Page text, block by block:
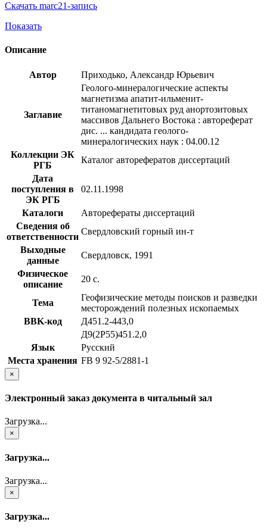
Скачать marc21-запись
Показать
Описание
Автор Приходько, Александр Юрьевич
Заглавие
Геолого-минералогические аспекты
магнетизма апатит-ильменит-
титаномагнетитовых руд анортозитовых
массивов Дальнего Востока : автореферат
дис. ... кандидата геолого-
минералогических наук : 04.00.12
Коллекции ЭК
РГБ
Каталог авторефератов диссертаций
Дата
поступления в
ЭК РГБ
02.11.1998
Каталоги
Авторефераты диссертаций
Сведения об
ответственности
Свердловский горный ин-т
Выходные
данные
Свердловск, 1991
Физическое
описание
20 с.
Тема
Геофизические методы поисков и разведки
месторождений полезных ископаемых
BBK-код
Д451.2-443,0
Д9(2Р55)451.2,0
Язык
Русский
Места хранения FB 9 92-5/2881-1
×
Электронный заказ документа в читальный зал
Загрузка...
×
Загрузка...
Загрузка...
×
Загрузка...